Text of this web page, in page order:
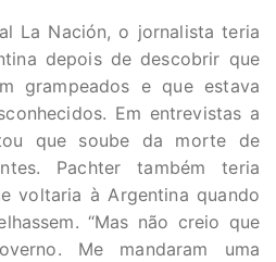
La Nación, o jornalista teria
depois de descobrir que
grampeados e que estava
Em entrevistas a
que soube da morte de
Pachter também teria
voltaria à Argentina quando
“Mas não creio que
Me mandaram uma